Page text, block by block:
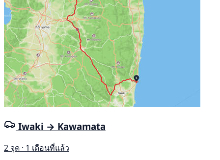
Iwaki → Kawamata
2 จุด · 1 เดือนที่แล้ว